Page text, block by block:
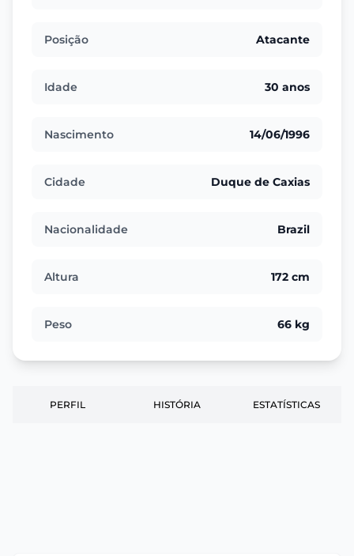
Posição Atacante
Idade 30 anos
Nascimento 14/06/1996
Cidade Duque de Caxias
Nacionalidade Brazil
Altura 172 cm
Peso 66 kg
PERFIL HISTÓRIA ESTATÍSTICAS